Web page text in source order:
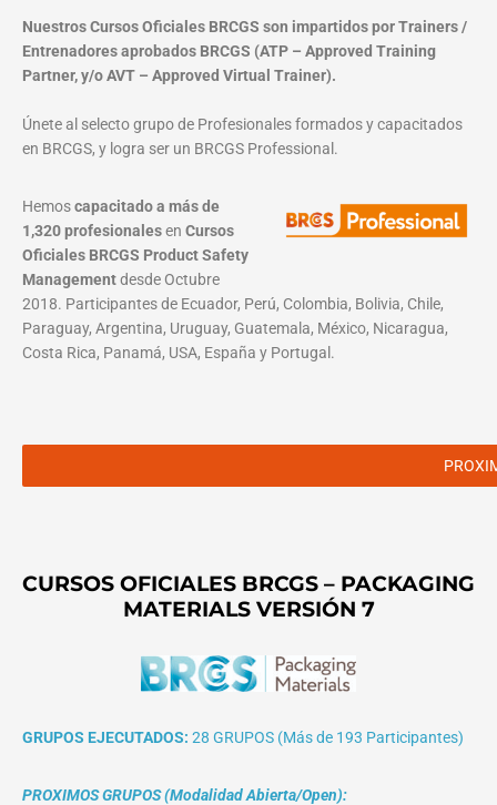
Nuestros Cursos Oficiales BRCGS son impartidos por Trainers /
Entrenadores aprobados BRCGS (ATP – Approved Training
Partner, y/o AVT – Approved Virtual Trainer).
Únete al selecto grupo de Profesionales formados y capacitados
en BRCGS, y logra ser un BRCGS Professional.
Hemoscapacitado a más de
1,320 profesionalesen Cursos
Oficiales BRCGS Product Safety
Managementdesde Octubre
2018. Participantes de Ecuador, Perú, Colombia, Bolivia, Chile,
Paraguay, Argentina, Uruguay, Guatemala, México, Nicaragua,
Costa Rica, Panamá, USA, España y Portugal.
CURSOS OFICIALES BRCGS – PACKAGING
MATERIALS VERSIÓN 7
GRUPOS EJECUTADOS: 28 GRUPOS (Más de 193 Participantes)
PROXIMOS GRUPOS (Modalidad Abierta/Open):